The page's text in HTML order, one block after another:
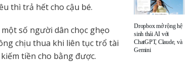
thì trả hết cho cậu bé.
số người dân chọc ghẹo
chịu thua khi liên tục trổ tài
tiền cho bằng được.
Dropbox mở rộng hệ
sinh thái AI với
ChatGPT, Claude, và
Gemini